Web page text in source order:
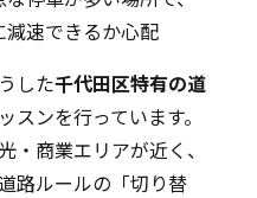
速できるか心配
した千代田区特有の道
スンを行っています。
・商業エリアが近く、
路ルールの「切り替